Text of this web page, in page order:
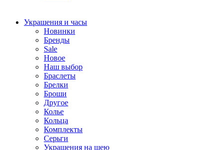
Украшения и часы
Новинки
Бренды
Sale
Новое
Наш выбор
Браслеты
Брелки
Броши
Другое
Колье
Кольца
Комплекты
Серьги
Украшения на шею